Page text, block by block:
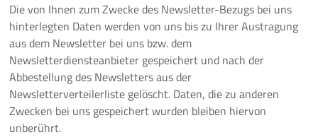
Die von Ihnen zum Zwecke des Newsletter-Bezugs bei uns
hinterlegten Daten werden von uns bis zu Ihrer Austragung
aus dem Newsletter bei uns bzw. dem
Newsletterdiensteanbieter gespeichert und nach der
Abbestellung des Newsletters aus der
Newsletterverteilerliste gelöscht. Daten, die zu anderen
Zwecken bei uns gespeichert wurden bleiben hiervon
unberührt.